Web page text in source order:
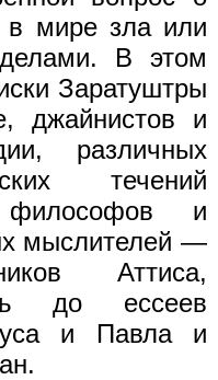
в мире зла или
В этом
Заратуштры
джайнистов и
различных
течений
философов и
мыслителей —
Аттиса,
до ессеев
и Павла и